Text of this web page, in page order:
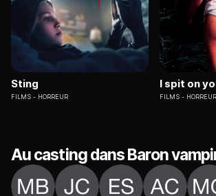
Sting
FILMS HORREUR
I spit on
FILMS HORREUR
Au casting dans Baron